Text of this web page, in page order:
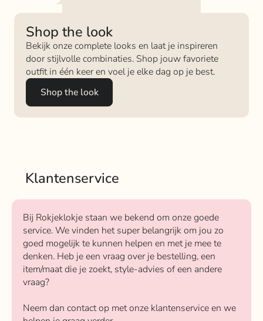
Shop the look
Bekijk onze complete looks en laat je inspireren
door stijlvolle combinaties. Shop jouw favoriete
outfit in één keer en voel je elke dag op je best.
Shop the look
Klantenservice
Bij Rokjeklokje staan we bekend om onze goede
service. We vinden het super belangrijk om jou zo
goed mogelijk te kunnen helpen en met je mee te
denken. Heb je een vraag over je bestelling, een
item/maat die je zoekt, style-advies of een andere
vraag?
Neem dan contact op met onze klantenservice en we